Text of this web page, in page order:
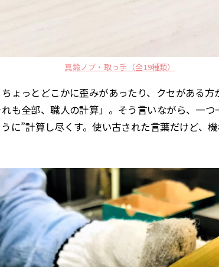
真鍮ノブ・取っ手（全19種類）
ちょっとどこかに歪みがあったり、クセがある
も全部、職人の計算」。そう言いながら、一
に”計算し尽くす。使い古された言葉だけど、機